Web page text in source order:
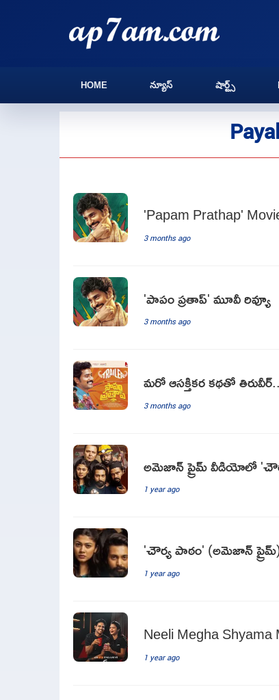
HOME న్యూస్ షార్ట్స్
'Papam Prathap'
3 months ago
'పాపం ప్రతాప్‌' మూవీ రివ్యూ
3 months ago
మరో ఆసక్తికర కథతో
3 months ago
అమెజాన్ ప్రైమ్ వీడియోలో
1 year ago
'చౌర్య పాఠం' (అమెజాన్
1 year ago
Neeli Megha Shyama
1 year ago